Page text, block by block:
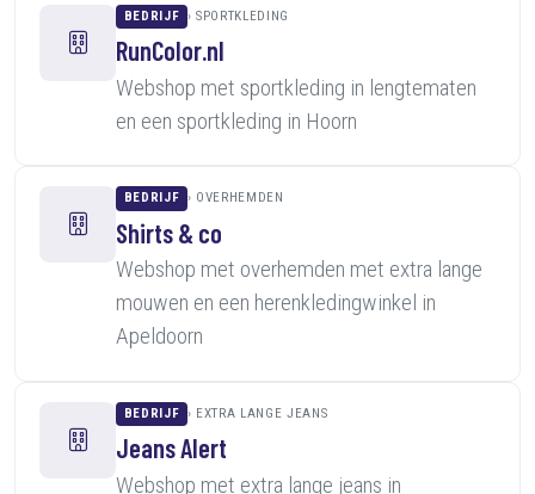
BEDRIJF SPORTKLEDING
RunColor.nl
Webshop met sportkleding in lengtematen
en een sportkleding in Hoorn
BEDRIJF OVERHEMDEN
Shirts & co
Webshop met overhemden met extra lange
mouwen en een herenkledingwinkel in
Apeldoorn
BEDRIJF EXTRA LANGE JEANS
Jeans Alert
Webshop met extra lange jeans in